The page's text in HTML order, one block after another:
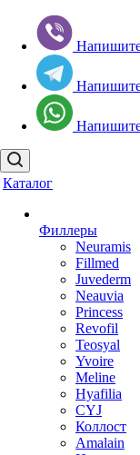
Каталог
Филлеры
Neuramis
Fillmed
Juvederm
Neauvia
Princess
Revofil
Teosyal
Yvoire
Meline
Hyafilia
CYJ
Коллост
Amalain